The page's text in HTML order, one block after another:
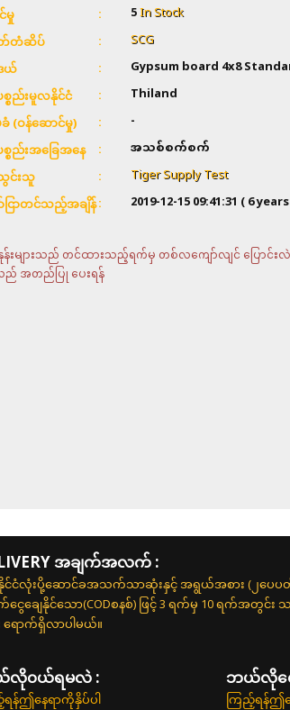
မှု 5In Stock
တံဆိပ် SCG
ယ် Gypsum board 4x8
စည်းမူလနိုင်ငံ Thiland
(ဝန်ဆောင်မှု) -
စည်းအခြေအနေ အသစ်စက်စက်
င်းသူ Tiger Supply Test
ငြာတင်သည့်အချိန် 2019-12-15 09:41:31 ( 6
န်းများသည် တင်ထားသည့်ရက်မှ တစ်လကျော်လျင် ပြောင်းလဲ
ည် အတည်ပြု ပေးရန်
အချက်အလက် :
ငံလုံးပို့ဆောင်ခအသက်သာဆုံးနှင့် အရွယ်အစား (၂ပေပတ်
ငွေချေနိုင်သော(CODစနစ်) ဖြင့် 3 ရက်မှ 10 ရက်အတွ
ရောက်ရှိလာပါမယ်။
၀ယ်ရမလဲ :
န်ဤနေရာကိုနှိပ်ပါ
ဘယ်လိုရေ
ကြည့်ရန်ဤန